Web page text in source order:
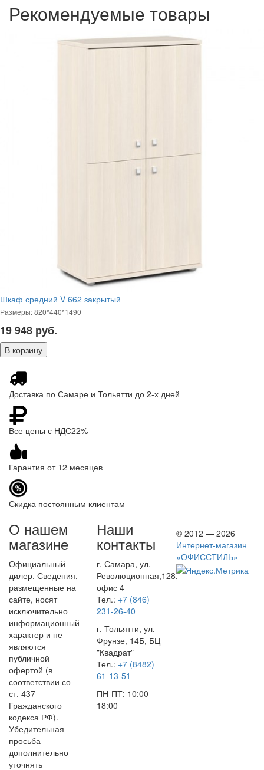
Рекомендуемые товары
Шкаф средний V 662 закрытый
Размеры: 820*440*1490
19 948 руб.
Доставка по Самаре и Тольятти до 2-х дней
Все цены с НДС22%
Гарантия от 12 месяцев
Скидка постоянным клиентам
О нашем
магазине
Официальный
дилер. Сведения,
размещенные на
сайте, носят
исключительно
информационный
характер и не
являются
публичной
офертой (в
соответствии со
ст. 437
Гражданского
кодекса РФ).
Убедительная
просьба
дополнительно
уточнять
Наши
контакты
г. Самара, ул.
Революционная,128,
офис 4
Тел.: +7 (846)
231-26-40
г. Тольятти, ул.
Фрунзе, 14Б, БЦ
"Квадрат"
Тел.: +7 (8482)
61-13-51
ПН-ПТ: 10:00-
18:00
© 2012 — 2026
Интернет-магазин
«ОФИССТИЛЬ»